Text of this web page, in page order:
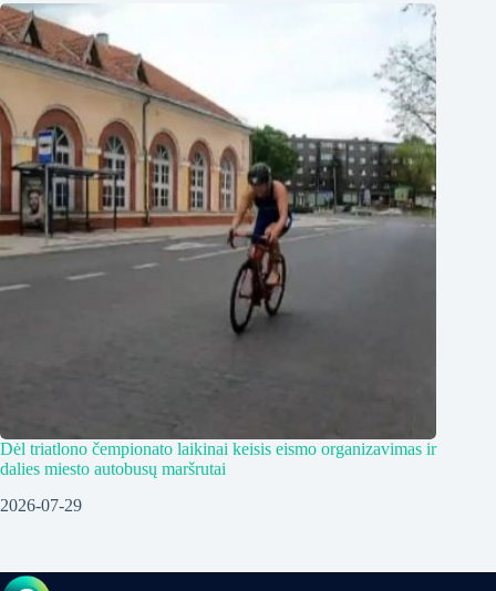
Dėl triatlono čempionato laikinai keisis eismo organizavimas ir
dalies miesto autobusų maršrutai
2026-07-29